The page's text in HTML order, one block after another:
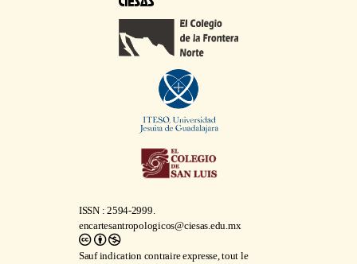
ISSN : 2594-2999.
encartesantropologicos@ciesas.edu.mx
Sauf indication contraire expresse, tout le